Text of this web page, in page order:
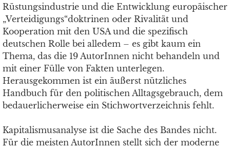
Rüstungsindustrie und die Entwicklung europäischer
„Verteidigungs“doktrinen oder Rivalität und
Kooperation mit den USA und die spezifisch
deutschen Rolle bei alledem – es gibt kaum ein
Thema, das die 19 AutorInnen nicht behandeln und
mit einer Fülle von Fakten unterlegen.
Herausgekommen ist ein äußerst nützliches
Handbuch für den politischen Alltagsgebrauch, dem
bedauerlicherweise ein Stichwortverzeichnis fehlt.
Kapitalismusanalyse ist die Sache des Bandes nicht.
Für die meisten AutorInnen stellt sich der moderne